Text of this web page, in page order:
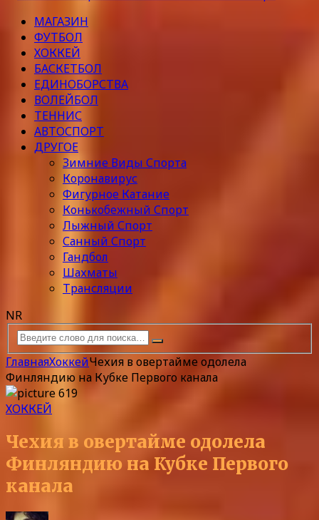
МАГАЗИН
ФУТБОЛ
ХОККЕЙ
БАСКЕТБОЛ
ЕДИНОБОРСТВА
ВОЛЕЙБОЛ
ТЕННИС
АВТОСПОРТ
ДРУГОЕ
Зимние Виды Спорта
Коронавирус
Фигурное Катание
Конькобежный Спорт
Лыжный Спорт
Санный Спорт
Гандбол
Шахматы
Трансляции
NR
ГлавнаяХоккейЧехия в овертайме одолела
Финляндию на Кубке Первого канала
ХОККЕЙ
Чехия в овертайме одолела
Финляндию на Кубке Первого
канала